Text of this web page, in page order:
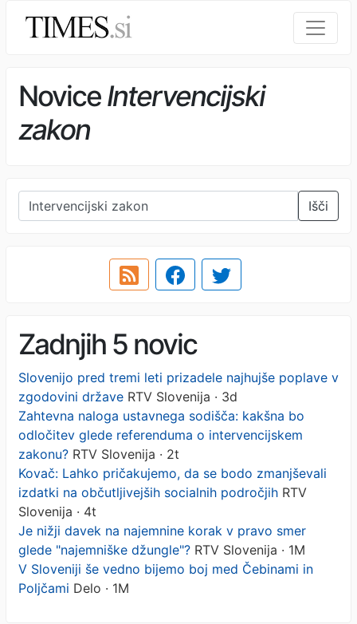
NoviceIntervencijski
zakon
Išči
Zadnjih 5 novic
Slovenijo pred tremi leti prizadele najhujše poplave v
zgodovini države RTV Slovenija · 3d
Zahtevna naloga ustavnega sodišča: kakšna bo
odločitev glede referenduma o intervencijskem
zakonu? RTV Slovenija · 2t
Kovač: Lahko pričakujemo, da se bodo zmanjševali
izdatki na občutljivejših socialnih področjih RTV
Slovenija · 4t
Je nižji davek na najemnine korak v pravo smer
glede "najemniške džungle"? RTV Slovenija · 1M
V Sloveniji še vedno bijemo boj med Čebinami in
Poljčami Delo · 1M